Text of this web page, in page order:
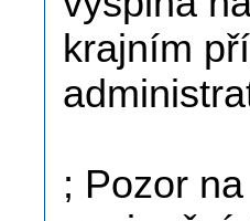
krajním
; Pozor